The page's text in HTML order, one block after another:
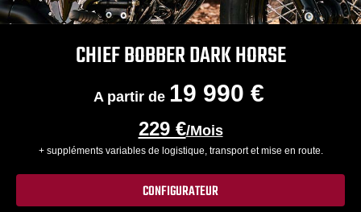
CHIEF BOBBER DARK HORSE
A partir de 19 990 €
229 €/Mois
+ suppléments variables de logistique, transport et mise en route.
CONFIGURATEUR